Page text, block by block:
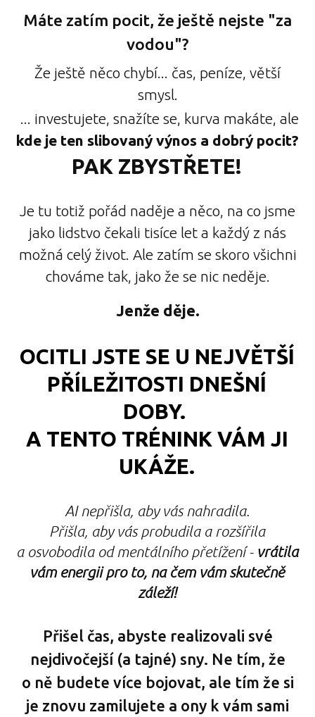
Máte zatím pocit, že ještě nejste "za
vodou"?
Že ještě něco chybí... čas, peníze, větší
smysl.
... investujete, snažíte se, kurva makáte, ale
kde je ten slibovaný výnos a dobrý pocit?
PAK ZBYSTŘETE!
Je tu totiž pořád naděje a něco, na co jsme
jako lidstvo čekali tisíce let a každý z nás
možná celý život. Ale zatím se skoro všichni
chováme tak, jako že se nic neděje.
Jenže děje.
OCITLI JSTE SE U NEJVĚTŠÍ
PŘÍLEŽITOSTI DNEŠNÍ
DOBY.
A TENTO TRÉNINK VÁM JI
UKÁŽE.
AI nepřišla, aby vás nahradila.
Přišla, aby vás probudila a rozšířila
a osvobodila od mentálního přetížení - vrátila
vám energii pro to, na čem vám skutečně
záleží!
Přišel čas, abyste realizovali své
nejdivočejší (a tajné) sny. Ne tím, že
o ně budete více bojovat, ale tím že si
je znovu zamilujete a ony k vám sami